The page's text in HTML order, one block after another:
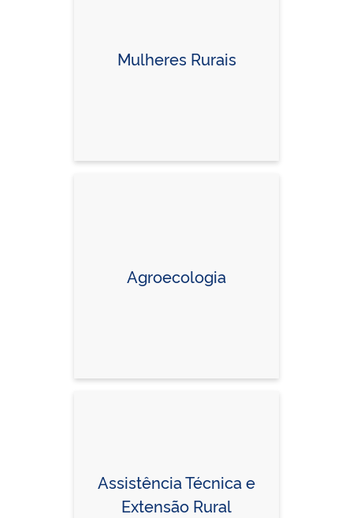
Mulheres Rurais
Agroecologia
Assistência Técnica e
Extensão Rural